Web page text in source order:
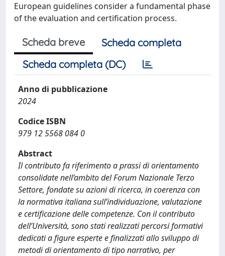
European guidelines consider a fundamental phase
of the evaluation and certification process.
Scheda breve
Scheda completa
Scheda completa (DC)
Anno di pubblicazione
2024
Codice ISBN
979 12 5568 084 0
Abstract
Il contributo fa riferimento a prassi di orientamento
consolidate nell’ambito del Forum Nazionale Terzo
Settore, fondate su azioni di ricerca, in coerenza con
la normativa italiana sull’individuazione, valutazione
e certificazione delle competenze. Con il contributo
dell’Università, sono stati realizzati percorsi formativi
dedicati a figure esperte e finalizzati allo sviluppo di
metodi di orientamento di tipo narrativo, per